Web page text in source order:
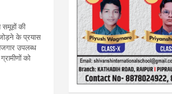
समूहों की
के प्रयास
उपलब्ध
को